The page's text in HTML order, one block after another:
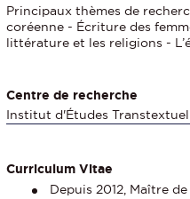
Principaux thèmes de
coréenne - Écriture des
littérature et les religions -
Centre de recherche
Institut d'Études
Curriculum Vitae
Depuis 2012, Maître